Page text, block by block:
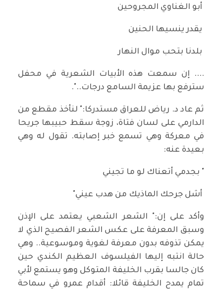
أبو الغناوي المجروحين
يقدر ينسيها الحنين
بلدنا بتحب موال النهار
.... إن سمعت هذه الأبيات الشعرية في محفل
سترفع بها عزيمة السامع درجات..".
ثم عاد د. رياض للعراق مستدركا:" لنأخذ مقطع من
الدارمي على لسان فتاة، زوجة سقط حبيبها جريحا
في معركة وهي تسمع خبر إصابته. تقول له وهي
بعيدة عنه:
" بجدمي أتعناك لو ما تجيني
أشل جرحك الماذيك من هدب عيني"
وأكد على إن:" الشعر الشعبي يعتمد على الإذن
وسبق المعرفة على عكس الشعر الفصيح الذي لا
يمكن تذوفه بدون معرفة لغوية وموسوعية.. وهي
حالة انتبه إليها الفيلسوف العظيم الكندي حين
كان جالسا بقرب الخليفة المتوكل وهو يستمع لأبي
تمام يمدح الخليفة قائلا: أقدام عمرو في سماحة